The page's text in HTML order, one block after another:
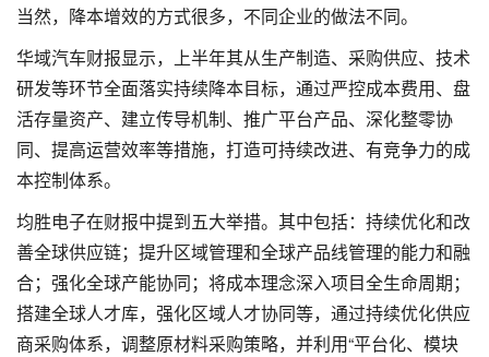
当然，降本增效的方式很多，不同企业的做法不同。
华域汽车财报显示，上半年其从生产制造、采购供应、技术
研发等环节全面落实持续降本目标，通过严控成本费用、盘
活存量资产、建立传导机制、推广平台产品、深化整零协
同、提高运营效率等措施，打造可持续改进、有竞争力的成
本控制体系。
均胜电子在财报中提到五大举措。其中包括：持续优化和改
善全球供应链；提升区域管理和全球产品线管理的能力和融
合；强化全球产能协同；将成本理念深入项目全生命周期；
搭建全球人才库，强化区域人才协同等，通过持续优化供应
商采购体系，调整原材料采购策略，并利用“平台化、模块